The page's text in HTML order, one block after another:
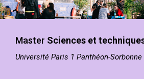
Master Sciences et
Université Paris 1 Panthéon-Sorbonne